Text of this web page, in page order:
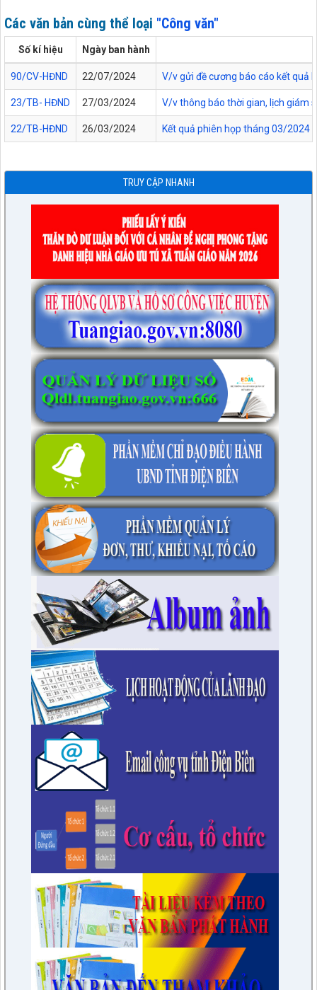
Các văn bản cùng thể loại "Công văn"
Số kí hiệu Ngày ban hành
90/CV-HĐND 22/07/2024 V/v gửi đề cương báo cáo kết quả
23/TB- HĐND 27/03/2024 V/v thông báo thời gian, lịch giám
22/TB-HĐND 26/03/2024 Kết quả phiên họp tháng 03/2024
TRUY CẬP NHANH